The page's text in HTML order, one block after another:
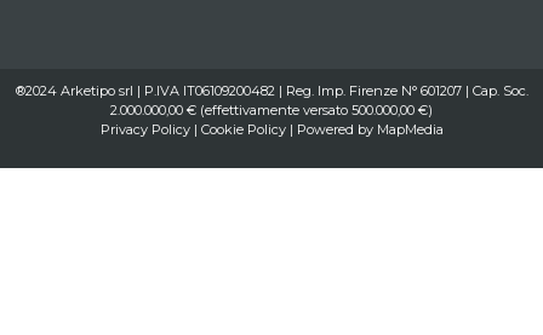
®2024 Arketipo srl | P.IVA IT06109200482 | Reg. Imp. Firenze N° 601207 | Cap. Soc.
2.000.000,00 € (effettivamente versato 500.000,00 €)
Privacy Policy| Cookie Policy| Powered by MapMedia